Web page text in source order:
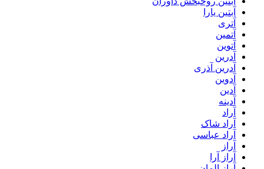
آبتین یارا
آتری
آتمین
آتوین
آدرین
آدرین آذری
آدوین
آدین
آدینه
آراد
آراد شاک
آراد عباسی
آراز
آراز آرا